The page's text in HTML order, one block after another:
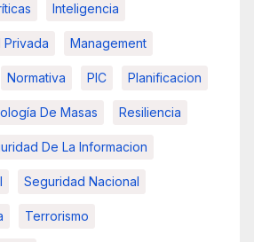
Inteligencia
Privada Management
Normativa PIC Planificacion
De Masas Resiliencia
De La Informacion
Seguridad Nacional
Terrorismo